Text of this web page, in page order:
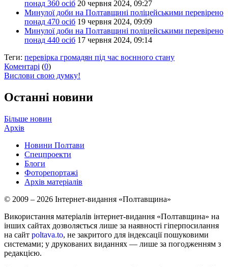
понад 360 осіб 20 червня 2024, 09:27
Минулої доби на Полтавщині поліцейськими перевірено
понад 470 осіб 19 червня 2024, 09:09
Минулої доби на Полтавщині поліцейськими перевірено
понад 440 осіб 17 червня 2024, 09:14
Теги: перевірка громадян під час воєнного стану
Коментарі (0)
Вислови свою думку!
Останні новини
Більше новин
Архів
Новини Полтави
Спецпроекти
Блоги
Фоторепортажі
Архів матеріалів
© 2009 – 2026 Інтернет-видання «Полтавщина»
Використання матеріалів інтернет-видання «Полтавщина» на
інших сайтах дозволяється лише за наявності гіперпосилання
на сайт poltava.to, не закритого для індексації пошуковими
системами; у друкованих виданнях — лише за погодженням з
редакцією.